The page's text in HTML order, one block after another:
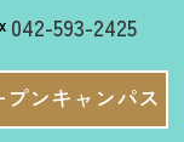
042-593-2425
プンキャンパス